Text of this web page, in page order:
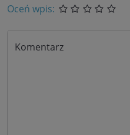
Oceń wpis:
Komentarz